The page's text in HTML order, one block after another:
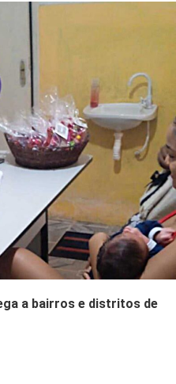
a bairros e distritos de